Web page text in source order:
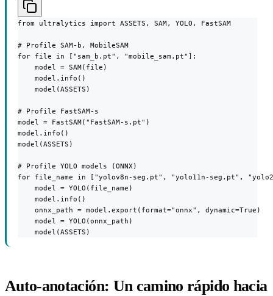
from ultralytics import ASSETS, SAM, YOLO, FastSAM
# Profile SAM-b, MobileSAM
for file in ["sam_b.pt", "mobile_sam.pt"]:
    model = SAM(file)
    model.info()
    model(ASSETS)
# Profile FastSAM-s
model = FastSAM("FastSAM-s.pt")
model.info()
model(ASSETS)
# Profile YOLO models (ONNX)
for file_name in ["yolov8n-seg.pt", "yolo11n-seg.pt",
    model = YOLO(file_name)
    model.info()
    onnx_path = model.export(format="onnx", dynamic=True)
    model = YOLO(onnx_path)
    model(ASSETS)
Auto-anotación: Un camino rápido hacia